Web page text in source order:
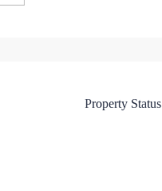
Property Status